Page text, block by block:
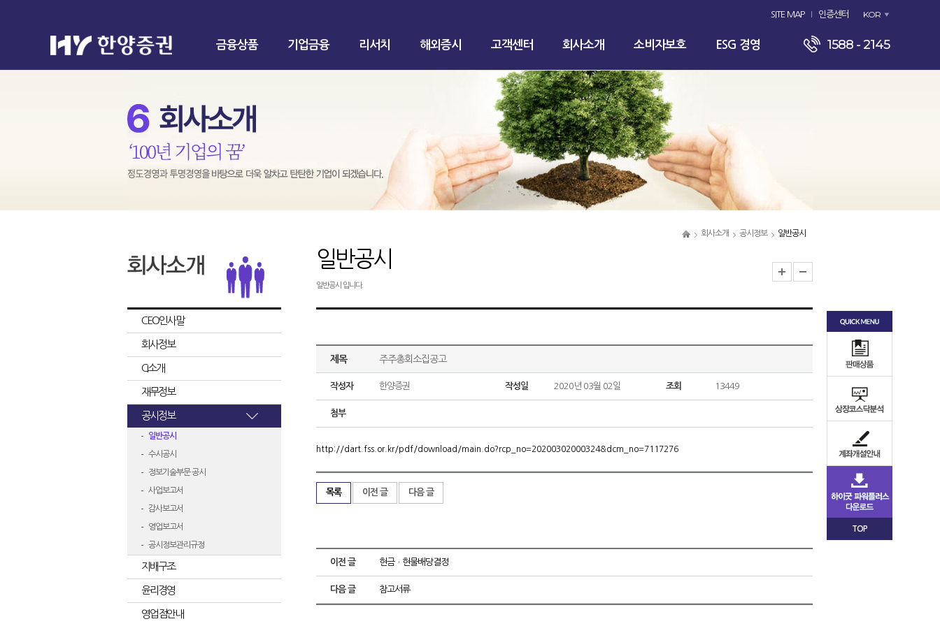
SITE MAP 인증센터 KOR
금융상품 기업금융 리서치 해외증시 고객센터 회사소개 소비자보호 ESG 경영 1588 - 2145
회사소개 공시정보 일반공시
CEO인사말
회사정보
CI소개
재무정보
공시정보
일반공시
수시공시
정보기술부문 공시
사업보고서
감사보고서
영업보고서
공시정보관리규정
지배구조
윤리경영
영업점안내
일반공시
일반공시 입니다.
제목 주주총회소집공고
작성자 한양증권 작성일 2020년 03월 02일 조회 13449
첨부
http://dart.fss.or.kr/pdf/download/main.do?rcp_no=20200302000324&dcm_no=7117276
목록 이전 글 다음 글
이전 글 현금ㆍ현물배당결정
다음 글 참고서류
TOP